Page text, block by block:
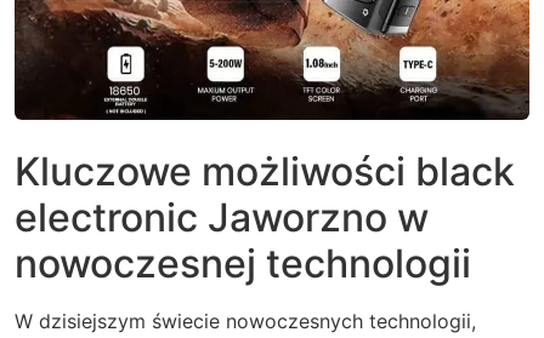
Kluczowe możliwości black
electronic Jaworzno w
nowoczesnej technologii
W dzisiejszym świecie nowoczesnych technologii,